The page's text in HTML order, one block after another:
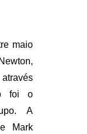
maio
foi o
A
Mark